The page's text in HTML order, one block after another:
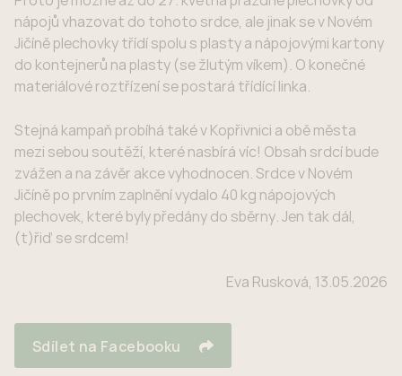
nápojů vhazovat do tohoto srdce, ale jinak se v Novém
Jičíně plechovky třídí spolu s plasty a nápojovými kartony
do kontejnerů na plasty (se žlutým víkem). O konečné
materiálové roztřízení se postará třídící linka.
Stejná kampaň probíhá také v Kopřivnici a obě města
mezi sebou soutěží, které nasbírá víc! Obsah srdcí bude
zvážen a na závěr akce vyhodnocen. Srdce v Novém
Jičíně po prvním zaplnění vydalo 40 kg nápojových
plechovek, které byly předány do sběrny. Jen tak dál,
(t)řiď se srdcem!
Eva Rusková, 13.05.2026
Sdílet na Facebooku